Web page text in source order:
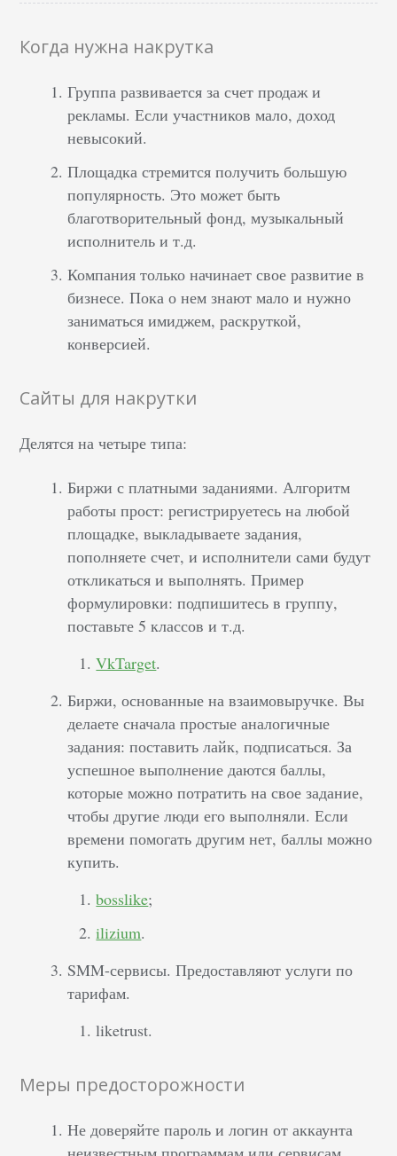
Когда нужна накрутка
Группа развивается за счет продаж и
рекламы. Если участников мало, доход
невысокий.
Площадка стремится получить большую
популярность. Это может быть
благотворительный фонд, музыкальный
исполнитель и т.д.
Компания только начинает свое развитие в
бизнесе. Пока о нем знают мало и нужно
заниматься имиджем, раскруткой,
конверсией.
Сайты для накрутки
Делятся на четыре типа:
Биржи с платными заданиями. Алгоритм
работы прост: регистрируетесь на любой
площадке, выкладываете задания,
пополняете счет, и исполнители сами будут
откликаться и выполнять. Пример
формулировки: подпишитесь в группу,
поставьте 5 классов и т.д.
VkTarget.
Биржи, основанные на взаимовыручке. Вы
делаете сначала простые аналогичные
задания: поставить лайк, подписаться. За
успешное выполнение даются баллы,
которые можно потратить на свое задание,
чтобы другие люди его выполняли. Если
времени помогать другим нет, баллы можно
купить.
bosslike;
ilizium.
SMM-сервисы. Предоставляют услуги по
тарифам.
liketrust.
Меры предосторожности
Не доверяйте пароль и логин от аккаунта